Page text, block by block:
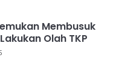
Membusuk
Olah TKP